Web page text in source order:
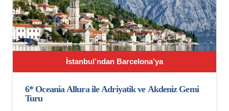
İstanbul’ndan Barcelona’ya
6* Oceania Allura ile Adriyatik ve Akdeniz Gemi
Turu